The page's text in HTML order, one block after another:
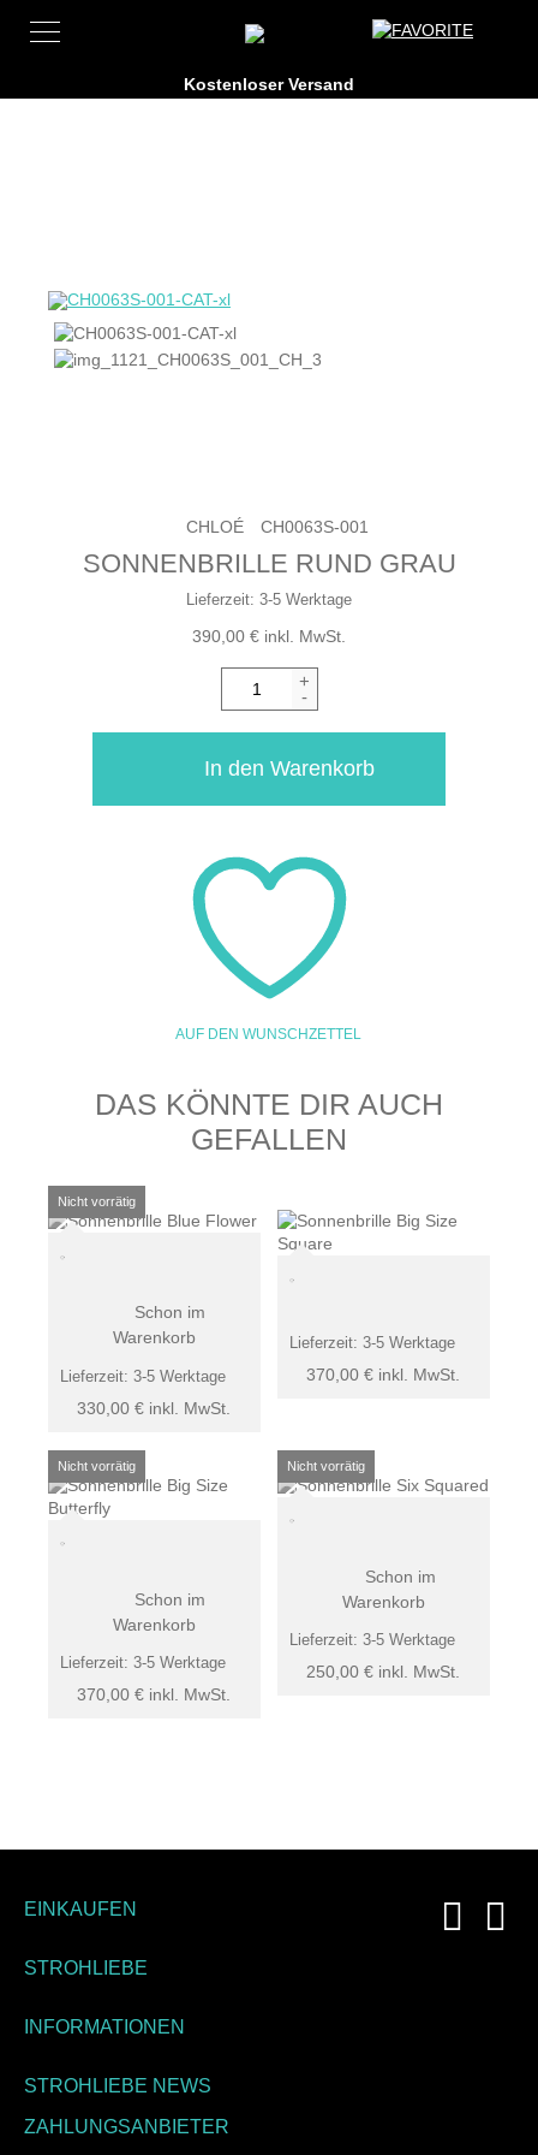
CH0063S-001
CHLOÉ
SONNENBRILLE RUND GRAU
Lieferzeit: 3-5 Werktage
390,00 € inkl. MwSt.
-
+
In den Warenkorb
AUF DEN WUNSCHZETTEL
DAS KÖNNTE DIR AUCH
GEFALLEN
330,00 € inkl. MwSt.
Lieferzeit: 3-5 Werktage
Schon im
Warenkorb
370,00€ inkl. MwSt.
Lieferzeit:3-5 Werktage
370,00 € inkl. MwSt.
Lieferzeit: 3-5 Werktage
Schon im
Warenkorb
250,00€ inkl. MwSt.
Lieferzeit:3-5 Werktage
Schon im
Warenkorb
EINKAUFEN
STROHLIEBE
INFORMATIONEN
STROHLIEBE NEWS
ZAHLUNGSANBIETER